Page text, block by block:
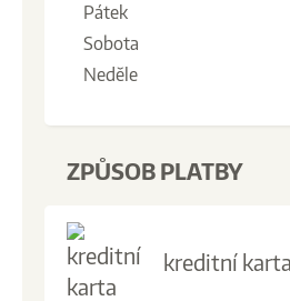
Pátek
Sobota
Neděle
ZPŮSOB PLATBY
kreditní karta